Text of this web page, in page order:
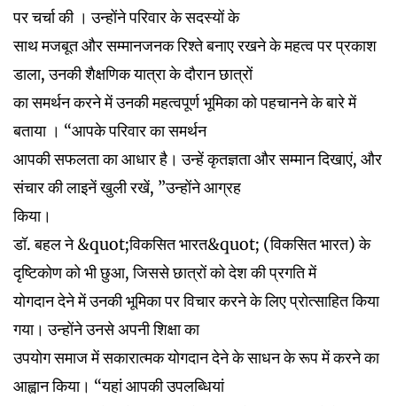
पर चर्चा की । उन्होंने परिवार के सदस्यों के
साथ मजबूत और सम्मानजनक रिश्ते बनाए रखने के महत्व पर प्रकाश
डाला, उनकी शैक्षणिक यात्रा के दौरान छात्रों
का समर्थन करने में उनकी महत्वपूर्ण भूमिका को पहचानने के बारे में
बताया । “आपके परिवार का समर्थन
आपकी सफलता का आधार है। उन्हें कृतज्ञता और सम्मान दिखाएं, और
संचार की लाइनें खुली रखें, ”उन्होंने आग्रह
किया।
डॉ. बहल ने &quot;विकसित भारत&quot; (विकसित भारत) के
दृष्टिकोण को भी छुआ, जिससे छात्रों को देश की प्रगति में
योगदान देने में उनकी भूमिका पर विचार करने के लिए प्रोत्साहित किया
गया। उन्होंने उनसे अपनी शिक्षा का
उपयोग समाज में सकारात्मक योगदान देने के साधन के रूप में करने का
आह्वान किया। “यहां आपकी उपलब्धियां